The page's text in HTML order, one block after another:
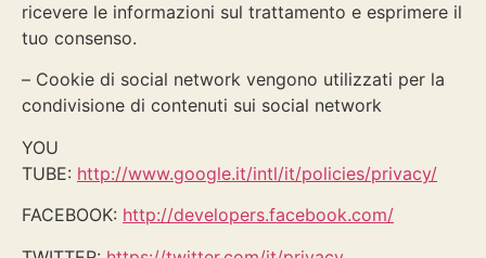
ricevere le informazioni sul trattamento e esprimere il
tuo consenso.
– Cookie di social network vengono utilizzati per la
condivisione di contenuti sui social network
YOU
TUBE: http://www.google.it/intl/it/policies/privacy/
FACEBOOK: http://developers.facebook.com/